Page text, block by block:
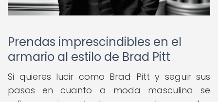
Prendas imprescindibles en el
armario al estilo de Brad Pitt
Si quieres lucir como Brad Pitt y seguir sus
pasos en cuanto a moda masculina se